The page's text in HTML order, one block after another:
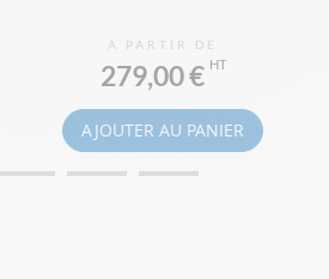
À PARTIR DE
279,00 €
AJOUTER AU PANIER